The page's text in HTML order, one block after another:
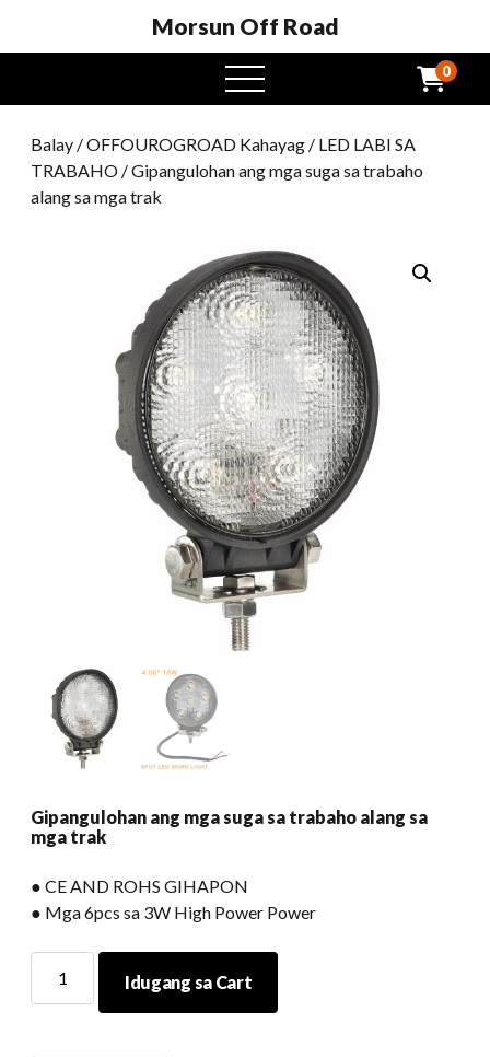
Morsun Off Road
Open
Menu
0
Balay /OFFOUROGROAD Kahayag / LED LABI SA
TRABAHO / Gipangulohan ang mga suga sa trabaho
alang sa mga trak
Gipangulohan ang mga suga sa trabaho alang sa
mga trak
● CE AND ROHS GIHAPON
● Mga 6pcs sa 3W High Power Power
Idugang sa Cart